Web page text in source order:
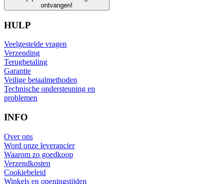
ontvangen!
HULP
Veelgestelde vragen
Verzending
Terugbetaling
Garantie
Veilige betaalmethoden
Technische ondersteuning en
problemen
INFO
Over ons
Word onze leverancier
Waarom zo goedkoop
Verzendkosten
Cookiebeleid
Winkels en openingstijden